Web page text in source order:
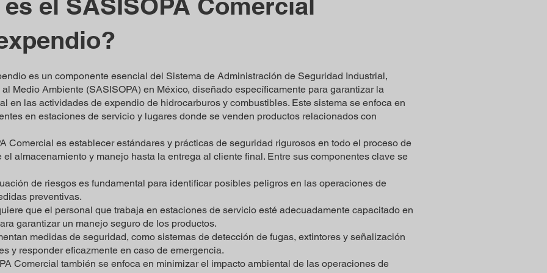
el SASISOPA Comercial
es un componente esencial del Sistema de Administración de Seguridad Industrial,
Medio Ambiente (SASISOPA) en México, diseñado específicamente para garantizar la
en las actividades de expendio de hidrocarburos y combustibles. Este sistema se enfoca en
en estaciones de servicio y lugares donde se venden productos relacionados con
Comercial es establecer estándares y prácticas de seguridad rigurosos en todo el proceso de
almacenamiento y manejo hasta la entrega al cliente final. Entre sus componentes clave se
de riesgos es fundamental para identificar posibles peligros en las operaciones de
preventivas.
que el personal que trabaja en estaciones de servicio esté adecuadamente capacitado en
garantizar un manejo seguro de los productos.
medidas de seguridad, como sistemas de detección de fugas, extintores y señalización
y responder eficazmente en caso de emergencia.
Comercial también se enfoca en minimizar el impacto ambiental de las operaciones de